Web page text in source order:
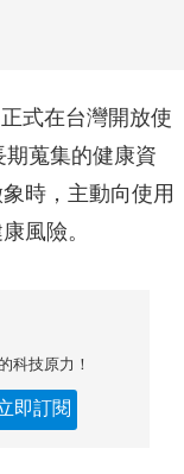
式在台灣開放使
蒐集的健康資
時，主動向使用
風險。
科技原力！
即訂閱